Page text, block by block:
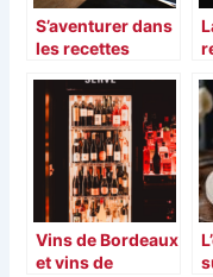
S’aventurer dans
les recettes
Vins de Bordeaux
et vins de